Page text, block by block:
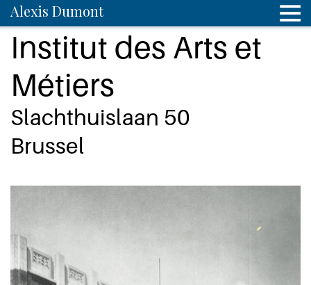
Alexis Dumont
Institut des Arts et
Métiers
Slachthuislaan 50
Brussel